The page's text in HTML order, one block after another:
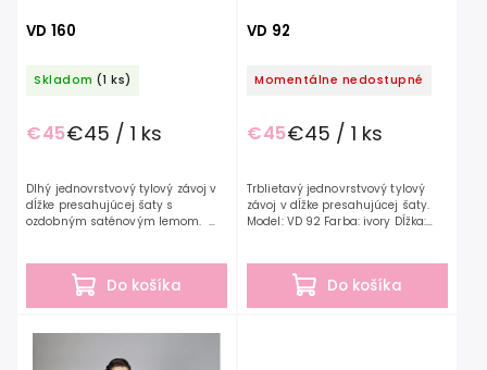
VD 160
Skladom (1 ks)
€45€45 / 1 ks
Do košíka
Dlhý jednovrstvový tylový závoj v
dĺžke presahujúcej šaty s
ozdobným saténovým lemom.
VD 92
Momentálne nedostupné
€45€45 / 1 ks
Do košíka
Trblietavý jednovrstvový tylový
závoj v dĺžke presahujúcej šaty.
Model: VD 92 Farba: ivory Dĺžka: